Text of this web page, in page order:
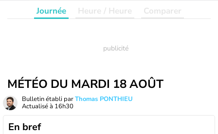
Journée Heure / Heure Comparer
MÉTÉO DU MARDI 18 AOÛT
Bulletin établi parThomas PONTHIEU
Actualisé à 16h30
En bref